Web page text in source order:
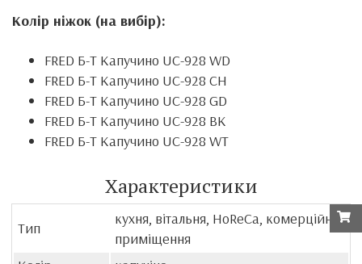
Колір ніжок (на вибір):
FRED Б-Т Капучино UC-928 WD
FRED Б-Т Капучино UC-928 CH
FRED Б-Т Капучино UC-928 GD
FRED Б-Т Капучино UC-928 BK
FRED Б-Т Капучино UC-928 WT
Характеристики
Тип
кухня, вітальня, HoReCa, комерційні
приміщення